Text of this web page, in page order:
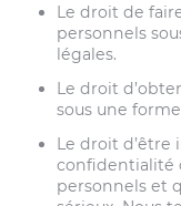
Le droit de
personnels
légales.
Le droit
sous une
Le droit d’être
confidentialité
personnels et